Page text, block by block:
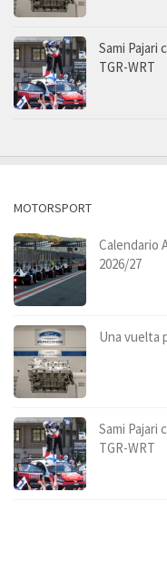
Sami Pajari
TGR-WRT
MOTORSPORT
Calendario
2026/27
Una vuelta
Sami Pajari
TGR-WRT